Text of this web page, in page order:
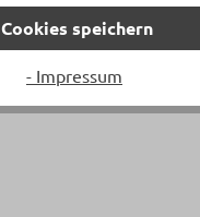
Cookies speichern
- Impressum